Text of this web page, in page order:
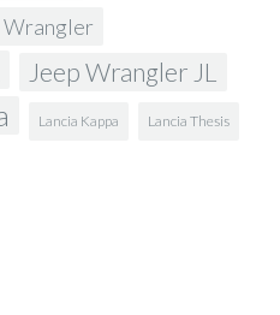
Wrangler
Jeep Wrangler JL
Lancia Kappa Lancia Thesis